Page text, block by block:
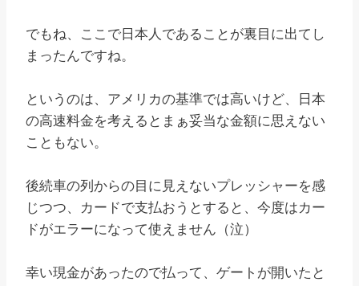
でもね、ここで日本人であることが裏目に出てし
まったんですね。
というのは、アメリカの基準では高いけど、日本
の高速料金を考えるとまぁ妥当な金額に思えない
こともない。
後続車の列からの目に見えないプレッシャーを感
じつつ、カードで支払おうとすると、今度はカー
ドがエラーになって使えません（泣）
幸い現金があったので払って、ゲートが開いたと